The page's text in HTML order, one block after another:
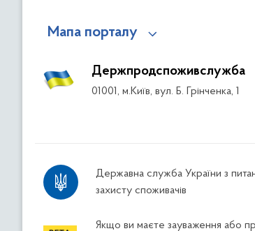
Мапа порталу
Держпродспоживслужба
01001, м.Київ, вул. Б. Грінченка, 1
Державна служба України з
захисту споживачів
Якщо ви маєте зауваження або